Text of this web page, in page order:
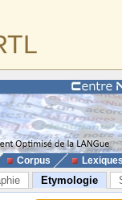
Corpus
Etymologie